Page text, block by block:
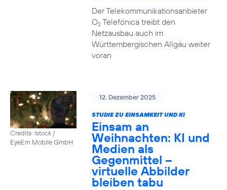
Der Telekommunikationsanbieter
O2Telefónica treibt den
Netzausbau auch im
Württembergischen Allgäu weiter
voran
Credits: istock /
EyeEm Mobile GmbH
12. Dezember 2025
STUDIE ZU EINSAMKEIT UND KI
Einsam an
Weihnachten: KI und
Medien als
Gegenmittel –
virtuelle Abbilder
bleiben tabu